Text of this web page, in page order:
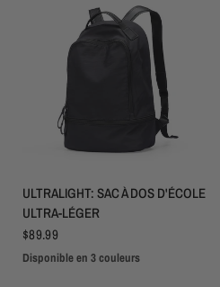
APERÇU RAPIDE
ULTRALIGHT: SAC À DOS D'ÉCOLE
ULTRA-LÉGER
$89.99
NoirGrisVert
Disponible en 3 couleurs